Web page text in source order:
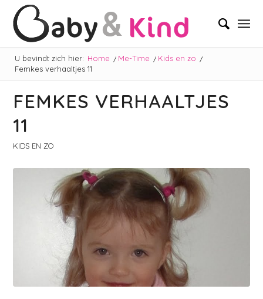
U bevindt zich hier: Home / Me-Time / Kids en zo /
Femkes verhaaltjes 11
FEMKES VERHAALTJES
11
KIDS EN ZO